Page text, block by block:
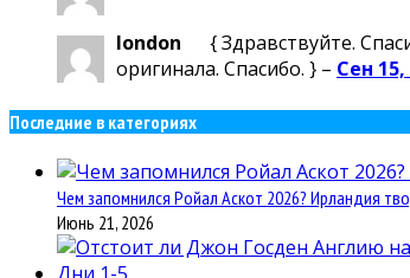
london
{ Здравствуйте.
оригинала. Спасибо. } – Сен 15,
Последние в категориях
Чем запомнился Ройал Аскот 2026? Ирландия
Июнь 21, 2026